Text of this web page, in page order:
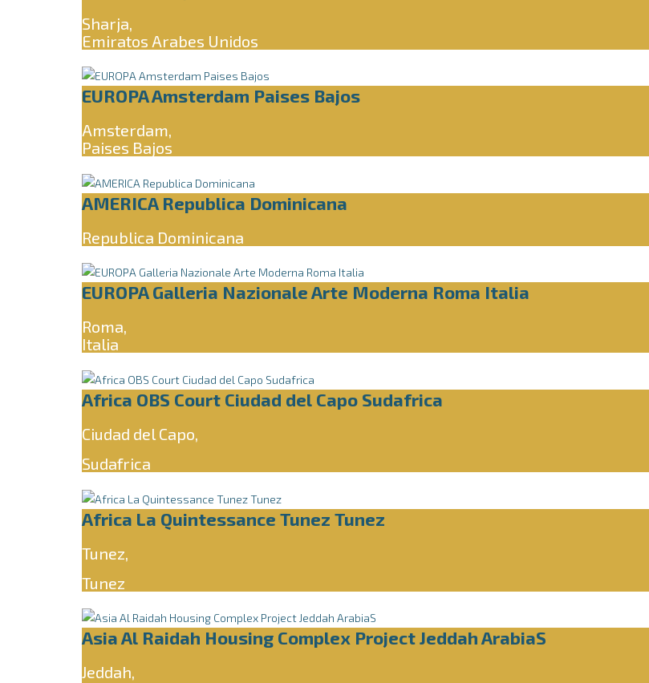
Sharja,
Emiratos Arabes Unidos
EUROPA Amsterdam Paises Bajos
Amsterdam,
Paises Bajos
AMERICA Republica Dominicana
Republica Dominicana
EUROPA Galleria Nazionale Arte Moderna Roma Italia
Roma,
Italia
Africa OBS Court Ciudad del Capo Sudafrica
Ciudad del Capo,
Sudafrica
Africa La Quintessance Tunez Tunez
Tunez,
Tunez
Asia Al Raidah Housing Complex Project Jeddah ArabiaS
Jeddah,